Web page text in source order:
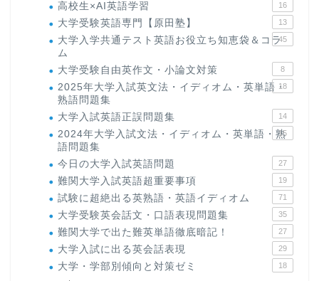
高校生×AI英語学習 16
大学受験英語専門【原田塾】 13
大学入学共通テスト英語お役立ち知恵袋＆コラ
ム
45
大学受験自由英作文・小論文対策 8
2025年大学入試英文法・イディオム・英単語・
熟語問題集
18
大学入試英語正誤問題集 14
2024年大学入試文法・イディオム・英単語・熟
語問題集
15
今日の大学入試英語問題 27
難関大学入試英語超重要事項 19
試験に超絶出る英熟語・英語イディオム 71
大学受験英会話文・口語表現問題集 35
難関大学で出た難英単語徹底暗記！ 27
大学入試に出る英会話表現 29
大学・学部別傾向と対策ゼミ 18